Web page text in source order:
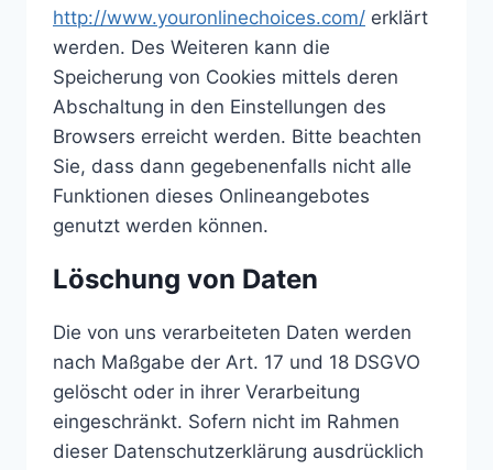
http://www.youronlinechoices.com/ erklärt
werden. Des Weiteren kann die
Speicherung von Cookies mittels deren
Abschaltung in den Einstellungen des
Browsers erreicht werden. Bitte beachten
Sie, dass dann gegebenenfalls nicht alle
Funktionen dieses Onlineangebotes
genutzt werden können.
Löschung von Daten
Die von uns verarbeiteten Daten werden
nach Maßgabe der Art. 17 und 18 DSGVO
gelöscht oder in ihrer Verarbeitung
eingeschränkt. Sofern nicht im Rahmen
dieser Datenschutzerklärung ausdrücklich